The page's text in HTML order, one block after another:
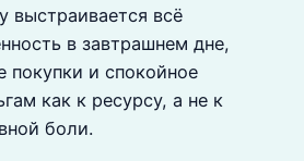
выстраивается всё
в завтрашнем дне,
покупки и спокойное
как к ресурсу, а не к
боли.